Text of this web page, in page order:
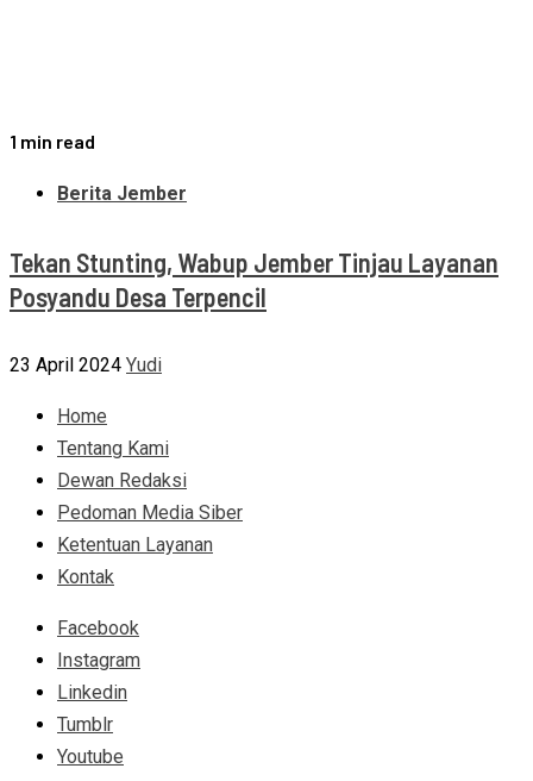
1 min read
Berita Jember
Tekan Stunting, Wabup Jember Tinjau Layanan
Posyandu Desa Terpencil
23 April 2024 Yudi
Home
Tentang Kami
Dewan Redaksi
Pedoman Media Siber
Ketentuan Layanan
Kontak
Facebook
Instagram
Linkedin
Tumblr
Youtube